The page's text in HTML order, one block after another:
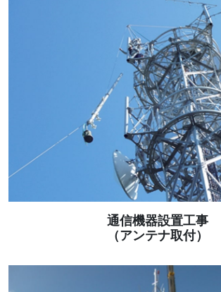
通信機器設置工事
（アンテナ取付）